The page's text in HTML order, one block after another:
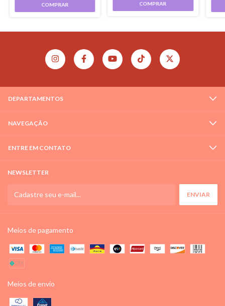
COMPRAR COMPRAR
DEPARTAMENTOS
NAVEGAÇÃO
ENTRE EM CONTATO
NEWSLETTER
Meios de pagamento
Meios de envio